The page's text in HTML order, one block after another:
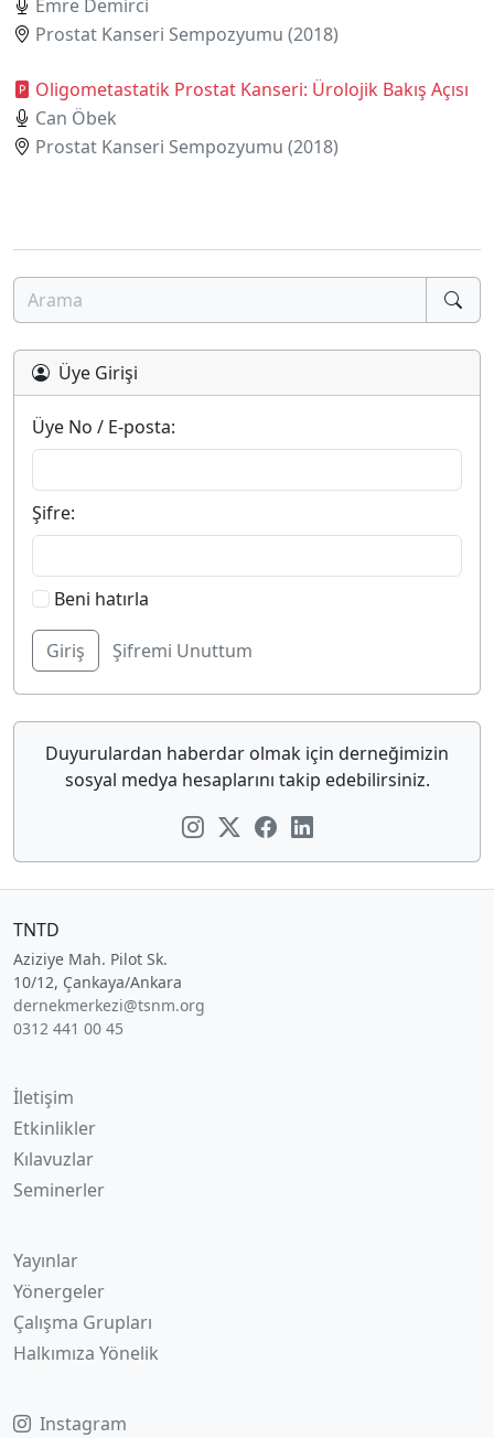
Emre Demirci
Prostat Kanseri Sempozyumu (2018)
Oligometastatik Prostat Kanseri: Ürolojik Bakış Açısı
Can Öbek
Prostat Kanseri Sempozyumu (2018)
Üye Girişi
Üye No / E-posta:
Şifre:
Beni hatırla
Şifremi Unuttum
Duyurulardan haberdar olmak için derneğimizin
sosyal medya hesaplarını takip edebilirsiniz.
TNTD
Aziziye Mah. Pilot Sk.
10/12, Çankaya/Ankara
dernekmerkezi@tsnm.org
0312 441 00 45
İletişim
Etkinlikler
Kılavuzlar
Seminerler
Yayınlar
Yönergeler
Çalışma Grupları
Halkımıza Yönelik
Instagram